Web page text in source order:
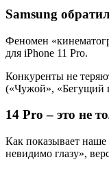
Samsung
Феномен
для iPhone 11 Pro.
Конкуренты не
(«Чужой», «Бегущий
14 Pro – это не
Как показывает наше
невидимо глазу»,